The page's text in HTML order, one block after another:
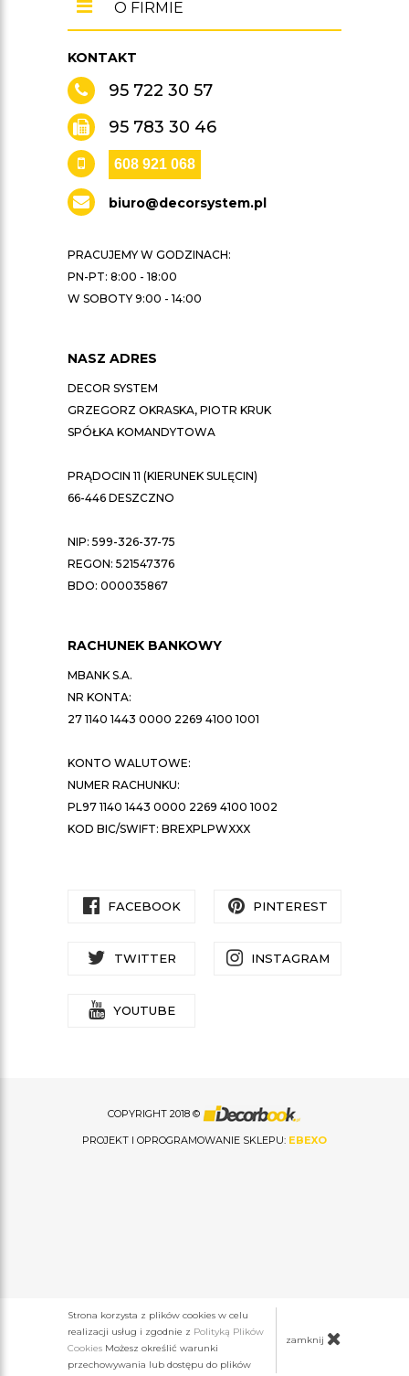
KONTAKT
95 722 30 57
95 783 30 46
608 921 068
biuro@decorsystem.pl
PRACUJEMY W GODZINACH:
PN-PT: 8:00 - 18:00
W SOBOTY 9:00 - 14:00
NASZ ADRES
DECOR SYSTEM
GRZEGORZ OKRASKA, PIOTR KRUK
SPÓŁKA KOMANDYTOWA
PRĄDOCIN 11 (KIERUNEK SULĘCIN)
66-446 DESZCZNO
NIP: 599-326-37-75
REGON: 521547376
BDO: 000035867
O FIRMIE
RACHUNEK BANKOWY
MBANK S.A.
NR KONTA:
27 1140 1443 0000 2269 4100 1001
KONTO WALUTOWE:
NUMER RACHUNKU:
PL97 1140 1443 0000 2269 4100 1002
KOD BIC/SWIFT: BREXPLPWXXX
FACEBOOK PINTEREST
TWITTER INSTAGRAM
YOUTUBE
COPYRIGHT 2018 ©
PROJEKT I OPROGRAMOWANIE SKLEPU: EBEXO
Strona korzysta z plików cookies w celu
realizacji usług i zgodnie z Polityką Plików
Cookies Możesz określić warunki
przechowywania lub dostępu do plików
zamknij